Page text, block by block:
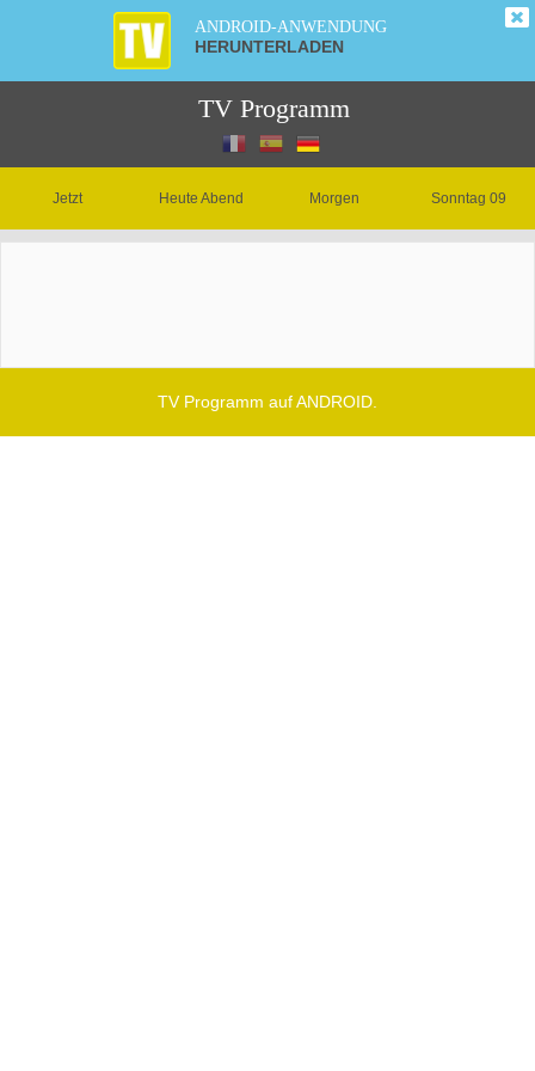
ANDROID-ANWENDUNG
HERUNTERLADEN
TV Programm
Jetzt Heute Abend Morgen Sonntag 09
TV Programm auf ANDROID.